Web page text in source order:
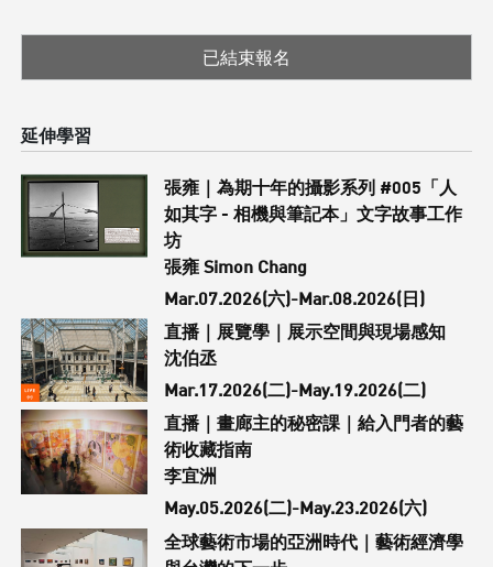
已結束報名
延伸學習
張雍｜為期十年的攝影系列 #005「人
如其字 - 相機與筆記本」文字故事工作
坊
張雍 Simon Chang
Mar.07.2026(六)-Mar.08.2026(日)
直播｜展覽學｜展示空間與現場感知
沈伯丞
Mar.17.2026(二)-May.19.2026(二)
直播｜畫廊主的秘密課｜給入門者的藝
術收藏指南
李宜洲
May.05.2026(二)-May.23.2026(六)
全球藝術市場的亞洲時代｜藝術經濟學